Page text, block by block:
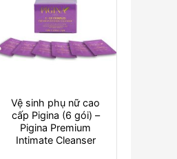
Vệ sinh phụ nữ cao
cấp Pigina (6 gói) –
Pigina Premium
Intimate Cleanser